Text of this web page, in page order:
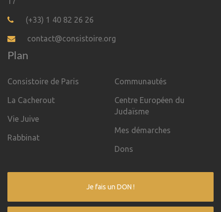
(+33) 1 40 82 26 26
contact@consistoire.org
Plan
Consistoire de Paris
La Cacherout
Vie Juive
Rabbinat
Communautés
Centre Européen du
Judaïsme
Mes démarches
Dons
Je fais un DON !